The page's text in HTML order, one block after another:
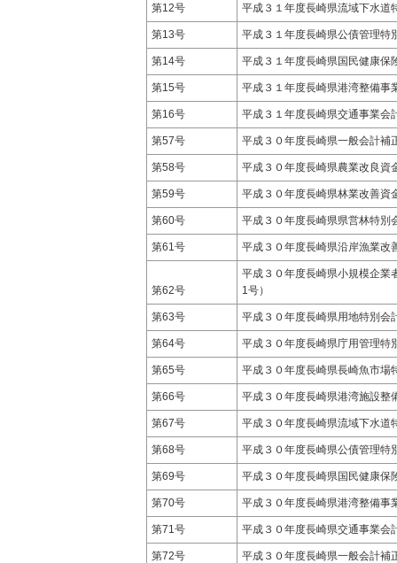
第12号 平成３１年度長崎県流域下水道
第13号 平成３１年度長崎県公債管理特
第14号 平成３１年度長崎県国民健康保
第15号 平成３１年度長崎県港湾整備事
第16号 平成３１年度長崎県交通事業会
第57号 平成３０年度長崎県一般会計補
第58号 平成３０年度長崎県農業改良資
第59号 平成３０年度長崎県林業改善資
第60号 平成３０年度長崎県県営林特別
第61号 平成３０年度長崎県沿岸漁業改
第62号
平成３０年度長崎県小規模企業
1号）
第63号 平成３０年度長崎県用地特別会
第64号 平成３０年度長崎県庁用管理特
第65号 平成３０年度長崎県長崎魚市場
第66号 平成３０年度長崎県港湾施設整
第67号 平成３０年度長崎県流域下水道
第68号 平成３０年度長崎県公債管理特
第69号 平成３０年度長崎県国民健康保
第70号 平成３０年度長崎県港湾整備事
第71号 平成３０年度長崎県交通事業会
第72号 平成３０年度長崎県一般会計補